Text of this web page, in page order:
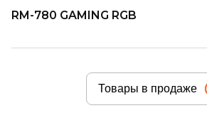
RM-780 GAMING RGB
Товары в продаже